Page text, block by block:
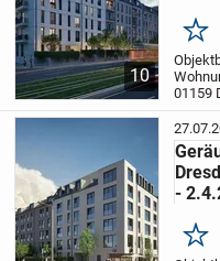
10
des
Loggia
01159
-